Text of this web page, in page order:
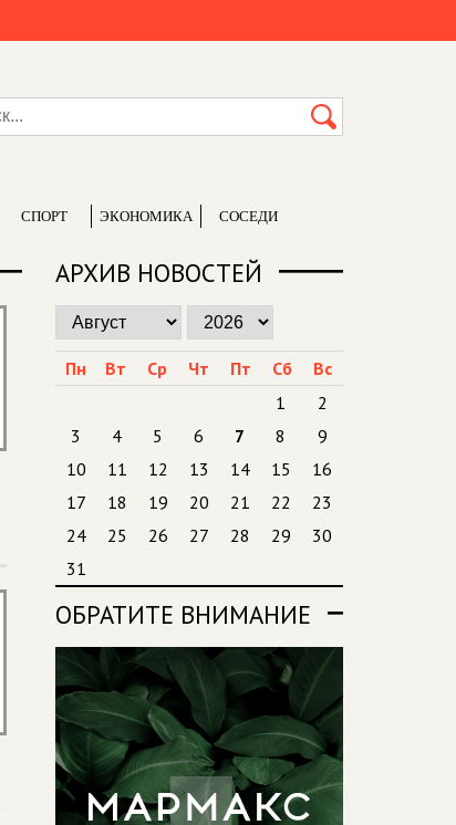
СПОРТ ЭКОНОМИКА СОСЕДИ
АРХИВ НОВОСТЕЙ
Пн Вт Ср Чт Пт Сб
Вс
1
2
3
4 5 6 7 8
9
10
11 12 13 14 15
16
17
18 19 20 21 22
23
24
25 26 27 28 29
30
31
ОБРАТИТЕ ВНИМАНИЕ